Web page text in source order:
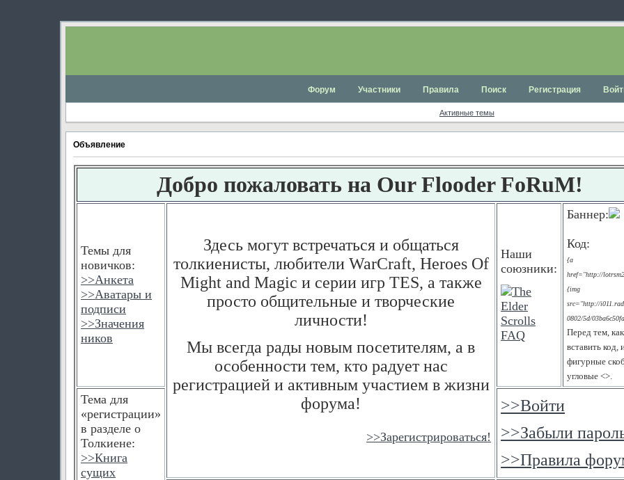
Форум Участники Правила Поиск Регистрация
Активные темы
Объявление
Добро пожаловать на Our Flooder FoRuM!
Темы для
новичков:
>>Анкета
>>Аватары и
подписи
>>Значения
ников
Здесь могут встречаться и общаться
толкиенисты, любители WarCraft, Heroes Of
Might and Magic и серии игр TES, а также
просто общительные и творческие
личности!
Мы всегда рады новым посетителям, а в
особенности тем, кто радует нас
регистрацией и активным участием в жизни
форума!
>>Зарегистрироваться!
Наши
союзники:
Баннер:
Код:
{a
href="http://
{img
src="http://
0802/5d/
Перед тем, как
вставить код,
фигурные
угловые <>.
Тема для
«регистрации»
в разделе о
Толкиене:
>>Книга
сущих
>>Войти
>>Забыли
>>Правила